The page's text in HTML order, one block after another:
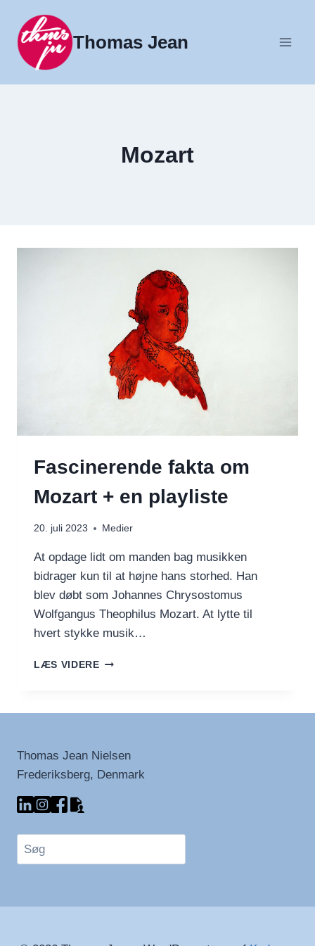
indhold
Thomas Jean
Mozart
Fascinerende fakta om
Mozart + en playliste
20. juli 2023 Medier
At opdage lidt om manden bag musikken
bidrager kun til at højne hans storhed. Han
blev døbt som Johannes Chrysostomus
Wolfgangus Theophilus Mozart. At lytte til
hvert stykke musik…
LÆS VIDEREFASCINERENDE
PLAYLISTE
Thomas Jean Nielsen
Frederiksberg, Denmark
Søg